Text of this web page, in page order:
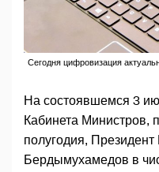
Сегодня цифровизация
На состоявшемся 3
Кабинета Министров,
полугодия, Президент
Бердымухамедов в